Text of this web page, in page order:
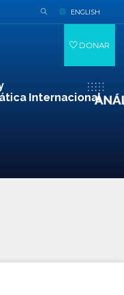
Internacional
ENGLISH
DONAR